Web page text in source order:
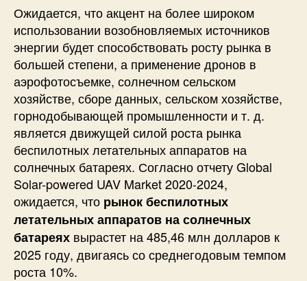
в
а
с
о
л
н
е
ч
ы
х
б
а
т
а
р
е
Ожидается, что акцент на более широком
использовании возобновляемых источников
энергии будет способствовать росту рынка в
большей степени, а применение дронов в
аэрофотосъемке, солнечном сельском
хозяйстве, сборе данных, сельском хозяйстве,
горнодобывающей промышленности и т. д.
является движущей силой роста рынка
беспилотных летательных аппаратов на
солнечных батареях. Согласно отчету Global
Solar-powered UAV Market 2020-2024,
ожидается, что рынок беспилотных
летательных аппаратов на солнечных
батареях вырастет на 485,46 млн долларов к
2025 году, двигаясь со среднегодовым темпом
роста 10%.